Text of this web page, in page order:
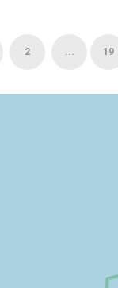
2 ... 19